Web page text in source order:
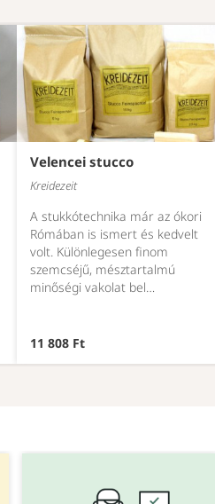
Velencei stucco
Kreidezeit
A stukkótechnika már az ókori
Rómában is ismert és kedvelt
volt. Különlegesen finom
szemcséjű, mésztartalmú
minőségi vakolat bel…
11 808 Ft